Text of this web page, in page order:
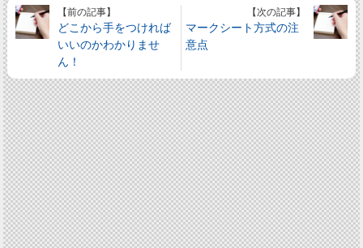
【前の記事】
どこから手をつければ
いいのかわかりませ
ん！
【次の記事】
マークシート方式の注
意点